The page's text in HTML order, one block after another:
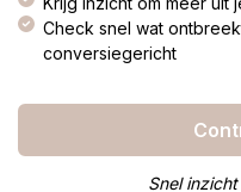
Check snel wat
conversiegericht
Snel